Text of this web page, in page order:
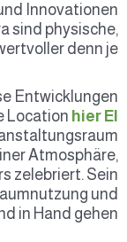
Innovationen
sind physische,
denn je.
Entwicklungen
Location hier El
Atmosphäre,
zelebriert. Sein
und
in Hand gehen.